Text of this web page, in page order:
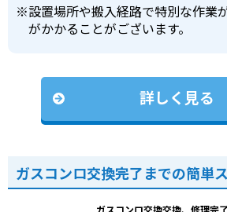
※設置場所や搬入経路で特別な作業
がかかることがございます。
詳しく見る
ガスコンロ交換完了までの簡単
ガスコンロ交換交換、修理完